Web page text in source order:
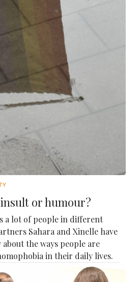
or humour?
a lot of people in different
Sahara and Xinelle have
the ways people are
in their daily lives.